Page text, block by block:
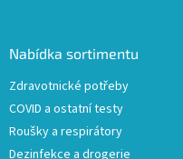
Nabídka sortimentu
Zdravotnické potřeby
COVID a ostatní testy
Roušky a respirátory
Dezinfekce a drogerie